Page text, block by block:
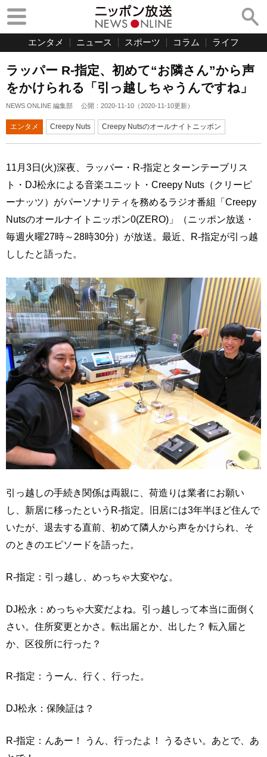
エンタメ ニュース スポーツ コラム ライフ
ラッパー R-指定、初めて“お隣さん”から声
をかけられる「引っ越しちゃうんですね」
NEWS ONLINE 編集部 公開： 2020-11-10 （2020-11-10更新）
エンタメ Creepy Nuts Creepy Nutsのオールナイトニッポン
11月3日(火)深夜、ラッパー・R-指定とターンテーブリス
ト・DJ松永による音楽ユニット・Creepy Nuts（クリーピ
ーナッツ）がパーソナリティを務めるラジオ番組「Creepy
Nutsのオールナイトニッポン0(ZERO)」（ニッポン放送・
毎週火曜27時～28時30分）が放送。最近、R-指定が引っ越
ししたと語った。
引っ越しの手続き関係は両親に、荷造りは業者にお願い
し、新居に移ったというR-指定。旧居には3年半ほど住んで
いたが、退去する直前、初めて隣人から声をかけられ、そ
のときのエピソードを語った。
R-指定：引っ越し、めっちゃ大変やな。
DJ松永：めっちゃ大変だよね。引っ越しって本当に面倒く
さい。住所変更とかさ。転出届とか、出した？ 転入届と
か、区役所に行った？
R-指定：うーん、行く、行った。
DJ松永：保険証は？
R-指定：んあー！ うん、行ったよ！ うるさい。あとで、あ